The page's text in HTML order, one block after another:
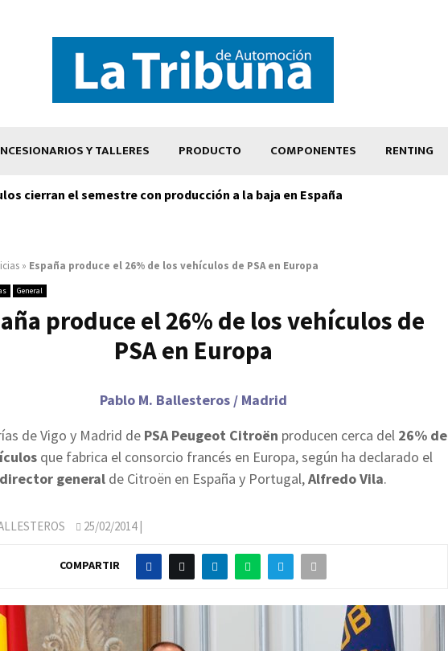
Y TALLERES PRODUCTO COMPONENTES RENTING
cierran el semestre con producción a la baja en España
» España produce el 26% de los vehículos de PSA en Europa
General
produce el 26% de los vehículos de
PSA en Europa
Pablo M. Ballesteros / Madrid
de Vigo y Madrid de PSA Peugeot Citroën producen cerca del 26% de
que fabrica el consorcio francés en Europa, según ha declarado el
director general de Citroën en España y Portugal,Alfredo Vila.
25/02/2014|
COMPARTIR